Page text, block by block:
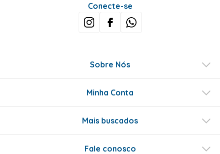
Conecte-se
Sobre Nós
Minha Conta
Mais buscados
Fale conosco